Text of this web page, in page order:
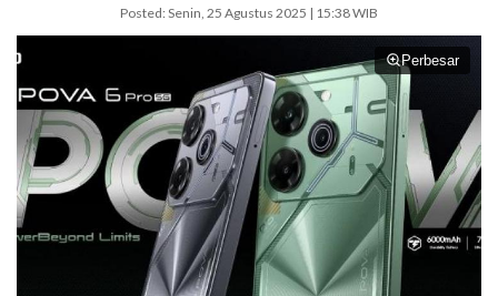
Posted: Senin, 25 Agustus 2025 | 15:38 WIB
Perbesar